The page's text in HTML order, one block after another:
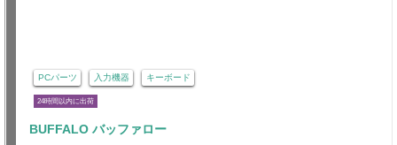
PCパーツ 入力機器 キーボード
24時間以内に出荷
BUFFALO バッファロー